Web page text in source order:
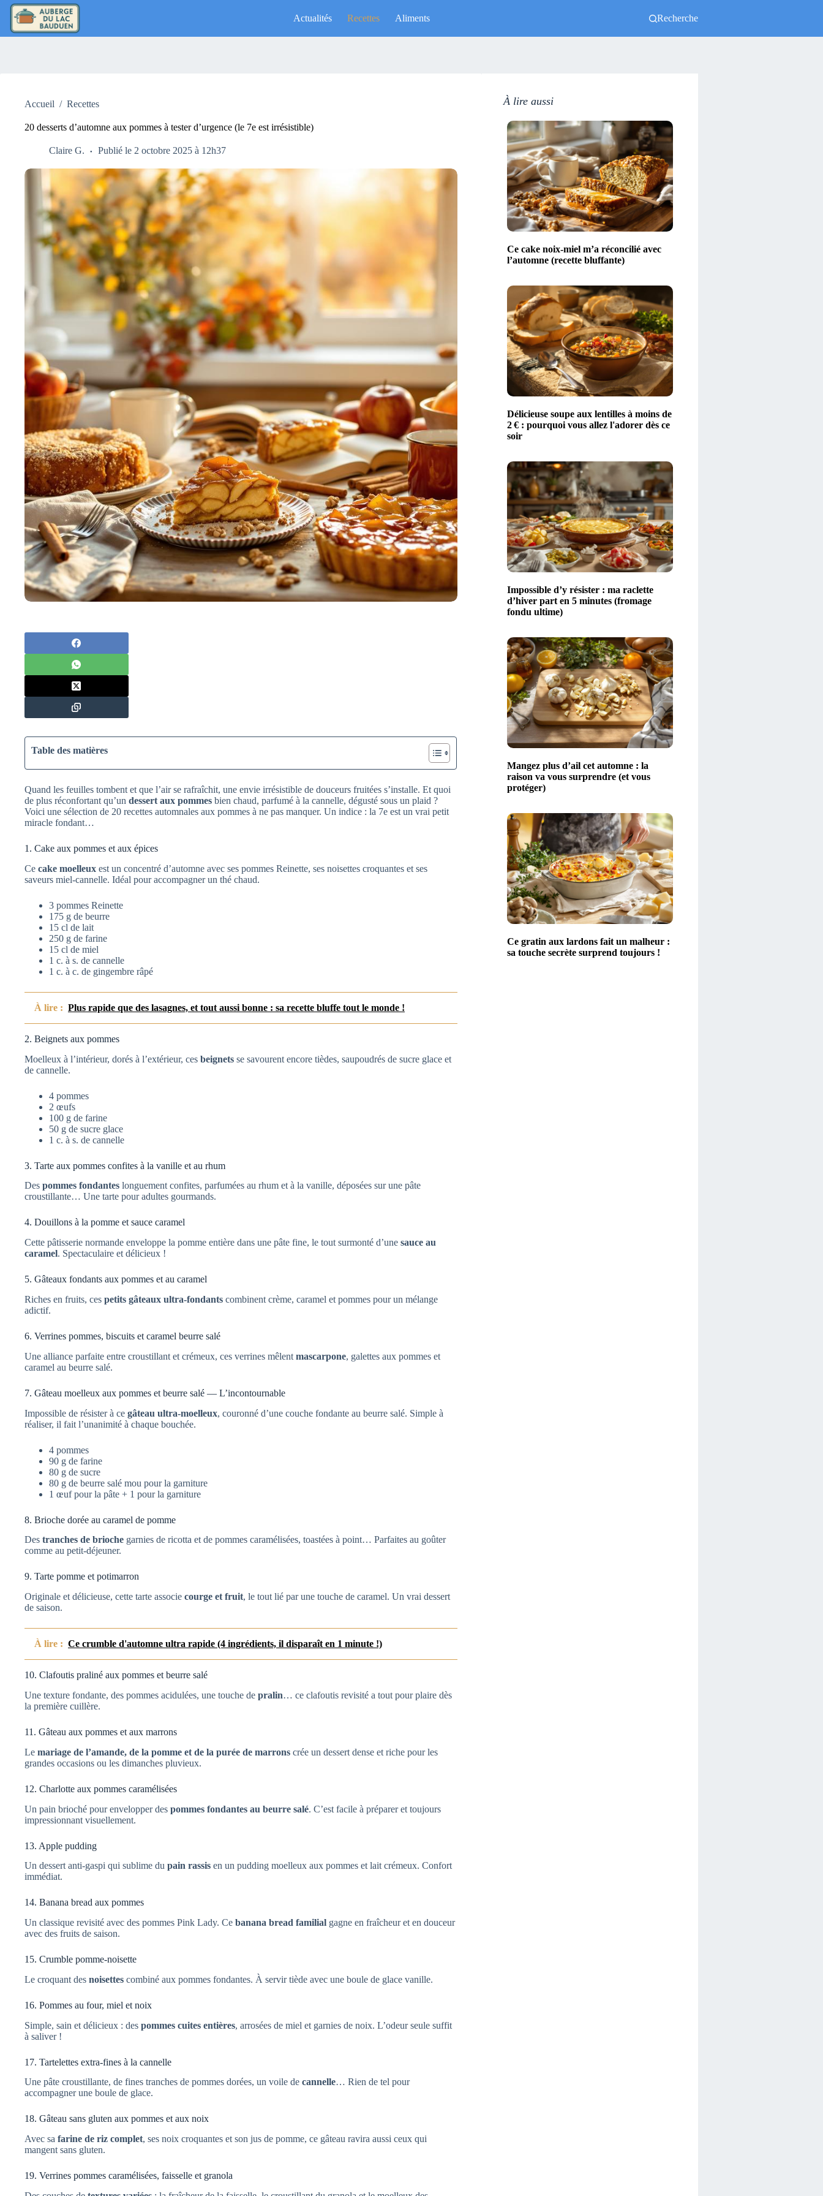
Passer
contenu
Actualités Recettes Aliments Recherche
Accueil / Recettes
20 desserts d’automne aux pommes à tester d’urgence (le 7e est irrésistible)
Claire G. Publié le 2 octobre 2025 à 12h37
Table des matières
Quand les feuilles tombent et que l’air se rafraîchit, une envie irrésistible de douceurs fruitées s’installe. Et quoi
de plus réconfortant qu’un dessert aux pommes bien chaud, parfumé à la cannelle, dégusté sous un plaid ?
Voici une sélection de 20 recettes automnales aux pommes à ne pas manquer. Un indice : la 7e est un vrai petit
miracle fondant…
1. Cake aux pommes et aux épices
Ce cake moelleux est un concentré d’automne avec ses pommes Reinette, ses noisettes croquantes et ses
saveurs miel-cannelle. Idéal pour accompagner un thé chaud.
3 pommes Reinette
175 g de beurre
15 cl de lait
250 g de farine
15 cl de miel
1 c. à s. de cannelle
1 c. à c. de gingembre râpé
À lire : Plus rapide que des lasagnes, et tout aussi bonne : sa recette bluffe tout le monde !
2. Beignets aux pommes
Moelleux à l’intérieur, dorés à l’extérieur, ces beignets se savourent encore tièdes, saupoudrés de sucre glace et
de cannelle.
4 pommes
2 œufs
100 g de farine
50 g de sucre glace
1 c. à s. de cannelle
3. Tarte aux pommes confites à la vanille et au rhum
Des pommes fondantes longuement confites, parfumées au rhum et à la vanille, déposées sur une pâte
croustillante… Une tarte pour adultes gourmands.
4. Douillons à la pomme et sauce caramel
Cette pâtisserie normande enveloppe la pomme entière dans une pâte fine, le tout surmonté d’une sauce au
caramel. Spectaculaire et délicieux !
5. Gâteaux fondants aux pommes et au caramel
Riches en fruits, ces petits gâteaux ultra-fondants combinent crème, caramel et pommes pour un mélange
adictif.
6. Verrines pommes, biscuits et caramel beurre salé
Une alliance parfaite entre croustillant et crémeux, ces verrines mêlent mascarpone, galettes aux pommes et
caramel au beurre salé.
7. Gâteau moelleux aux pommes et beurre salé — L’incontournable
Impossible de résister à ce gâteau ultra-moelleux, couronné d’une couche fondante au beurre salé. Simple à
réaliser, il fait l’unanimité à chaque bouchée.
4 pommes
90 g de farine
80 g de sucre
80 g de beurre salé mou pour la garniture
1 œuf pour la pâte + 1 pour la garniture
8. Brioche dorée au caramel de pomme
Des tranches de brioche garnies de ricotta et de pommes caramélisées, toastées à point… Parfaites au goûter
comme au petit-déjeuner.
9. Tarte pomme et potimarron
Originale et délicieuse, cette tarte associe courge et fruit, le tout lié par une touche de caramel. Un vrai dessert
de saison.
À lire : Ce crumble d'automne ultra rapide (4 ingrédients, il disparaît en 1 minute !)
10. Clafoutis praliné aux pommes et beurre salé
Une texture fondante, des pommes acidulées, une touche de pralin… ce clafoutis revisité a tout pour plaire dès
la première cuillère.
11. Gâteau aux pommes et aux marrons
Le mariage de l’amande, de la pomme et de la purée de marrons crée un dessert dense et riche pour les
grandes occasions ou les dimanches pluvieux.
12. Charlotte aux pommes caramélisées
Un pain brioché pour envelopper des pommes fondantes au beurre salé. C’est facile à préparer et toujours
impressionnant visuellement.
13. Apple pudding
Un dessert anti-gaspi qui sublime du pain rassis en un pudding moelleux aux pommes et lait crémeux. Confort
immédiat.
14. Banana bread aux pommes
Un classique revisité avec des pommes Pink Lady. Ce banana bread familial gagne en fraîcheur et en douceur
avec des fruits de saison.
15. Crumble pomme-noisette
Le croquant des noisettes combiné aux pommes fondantes. À servir tiède avec une boule de glace vanille.
16. Pommes au four, miel et noix
Simple, sain et délicieux : des pommes cuites entières, arrosées de miel et garnies de noix. L’odeur seule suffit
à saliver !
17. Tartelettes extra-fines à la cannelle
Une pâte croustillante, de fines tranches de pommes dorées, un voile de cannelle… Rien de tel pour
accompagner une boule de glace.
18. Gâteau sans gluten aux pommes et aux noix
Avec sa farine de riz complet, ses noix croquantes et son jus de pomme, ce gâteau ravira aussi ceux qui
mangent sans gluten.
19. Verrines pommes caramélisées, faisselle et granola
À lire aussi
Ce cake noix-miel m’a réconcilié avec
l’automne (recette bluffante)
Délicieuse soupe aux lentilles à moins de
2 € : pourquoi vous allez l'adorer dès ce
soir
Impossible d’y résister : ma raclette
d’hiver part en 5 minutes (fromage
fondu ultime)
Mangez plus d’ail cet automne : la
raison va vous surprendre (et vous
protéger)
Ce gratin aux lardons fait un malheur :
sa touche secrète surprend toujours !